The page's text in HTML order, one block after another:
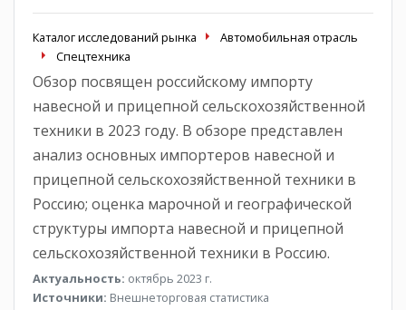
Каталог исследований рынка
Автомобильная отрасль
Спецтехника
Обзор посвящен российскому импорту
навесной и прицепной сельскохозяйственной
техники в 2023 году. В обзоре представлен
анализ основных импортеров навесной и
прицепной сельскохозяйственной техники в
Россию; оценка марочной и географической
структуры импорта навесной и прицепной
сельскохозяйственной техники в Россию.
Актуальность: октябрь 2023 г.
Источники: Внешнеторговая статистика